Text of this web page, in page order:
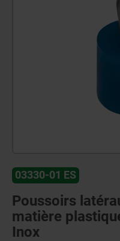
03330-01 ES
Poussoirs
matière
Inox